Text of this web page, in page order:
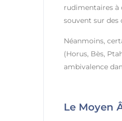
rudimentaires à
souvent sur des
Néanmoins,
(Horus, Bès,
ambivalence
Le Moyen